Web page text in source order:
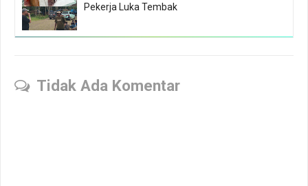
Pekerja Luka Tembak
Tidak Ada Komentar